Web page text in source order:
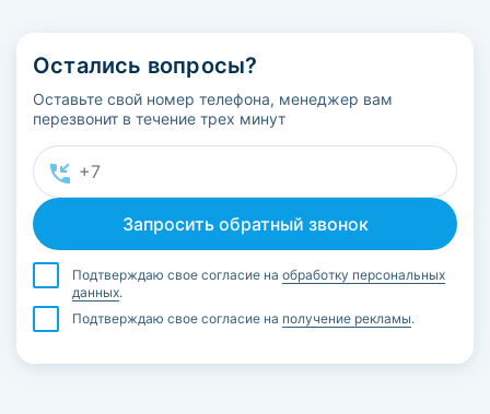
Остались вопросы?
Оставьте свой номер телефона, менеджер вам
перезвонит в течение трех минут
Подтверждаю свое согласие на обработку персональных
данных.
Подтверждаю свое согласие на получение рекламы.